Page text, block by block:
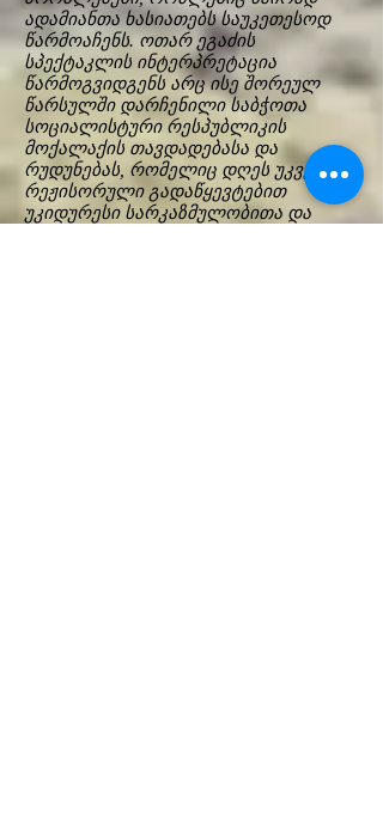
ადამიანთა ხასიათებს საუკეთესოდ
წარმოაჩენს. ოთარ ეგაძის
სპექტაკლის ინტერპრეტაცია
წარმოგვიდგენს არც ისე შორეულ
წარსულში დარჩენილი საბჭოთა
სოციალისტური რესპუბლიკის
მოქალაქის თავდადებასა და
რუდუნებას, რომელიც დღეს უკვე
რეჟისორული გადაწყევტებით
უკიდურესი სარკაზმულობითა და